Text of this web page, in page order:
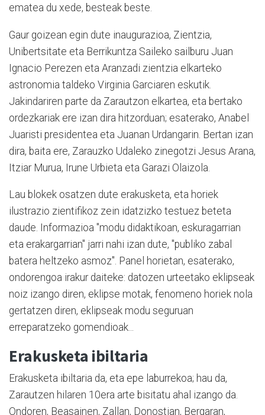
ematea du xede, besteak beste.
Gaur goizean egin dute inaugurazioa, Zientzia,
Unibertsitate eta Berrikuntza Saileko sailburu Juan
Ignacio Perezen eta Aranzadi zientzia elkarteko
astronomia taldeko Virginia Garciaren eskutik.
Jakindariren parte da Zarautzon elkartea, eta bertako
ordezkariak ere izan dira hitzorduan; esaterako, Anabel
Juaristi presidentea eta Juanan Urdangarin. Bertan izan
dira, baita ere, Zarauzko Udaleko zinegotzi Jesus Arana,
Itziar Murua, Irune Urbieta eta Garazi Olaizola.
Lau blokek osatzen dute erakusketa, eta horiek
ilustrazio zientifikoz zein idatzizko testuez beteta
daude. Informazioa "modu didaktikoan, eskuragarrian
eta erakargarrian" jarri nahi izan dute, "publiko zabal
batera heltzeko asmoz". Panel horietan, esaterako,
ondorengoa irakur daiteke: datozen urteetako eklipseak
noiz izango diren, eklipse motak, fenomeno horiek nola
gertatzen diren, eklipseak modu seguruan
erreparatzeko gomendioak...
Erakusketa ibiltaria
Erakusketa ibiltaria da, eta epe laburrekoa; hau da,
Zarautzen hilaren 10era arte bisitatu ahal izango da.
Ondoren, Beasainen, Zallan, Donostian, Bergaran,